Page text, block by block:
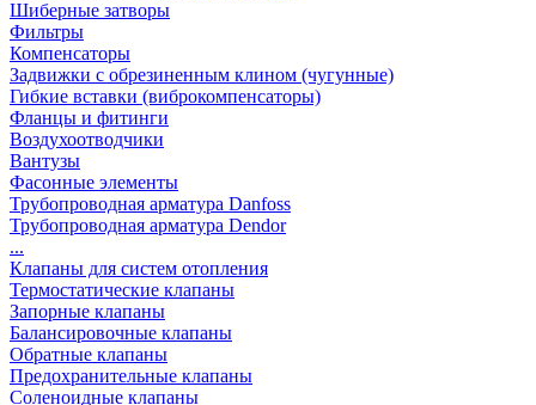
Шиберные затворы
Фильтры
Компенсаторы
Задвижки с обрезиненным клином (чугунные)
Гибкие вставки (виброкомпенсаторы)
Фланцы и фитинги
Воздухоотводчики
Вантузы
Фасонные элементы
Трубопроводная арматура Danfoss
Трубопроводная арматура Dendor
...
Клапаны для систем отопления
Термостатические клапаны
Запорные клапаны
Балансировочные клапаны
Обратные клапаны
Предохранительные клапаны
Соленоидные клапаны